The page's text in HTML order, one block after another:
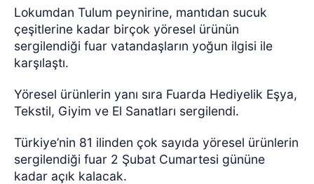
Lokumdan Tulum peynirine, mantıdan sucuk
çeşitlerine kadar birçok yöresel ürünün
sergilendiği fuar vatandaşların yoğun ilgisi ile
karşılaştı.
Yöresel ürünlerin yanı sıra Fuarda Hediyelik Eşya,
Tekstil, Giyim ve El Sanatları sergilendi.
Türkiye’nin 81 ilinden çok sayıda yöresel ürünlerin
sergilendiği fuar 2 Şubat Cumartesi gününe
kadar açık kalacak.